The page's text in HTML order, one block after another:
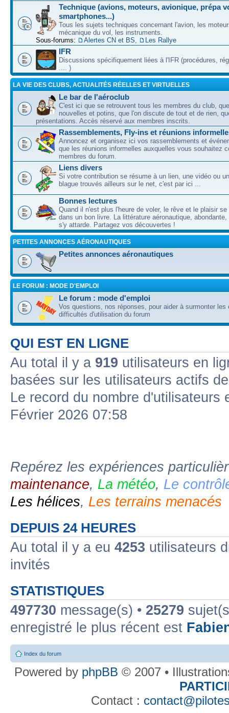
Technique (avions, moteurs, avionique, prépa
smartphones...)
Tous les sujets techniques concernant l'avion, les
mécanique du vol, les instruments.
Sous-forums:
Alertes CN et BS Les Rallye
IFR
Discussions spécifiquement liées à l'IFR (procédures,
.... )
LA VIE DES CLUBS, ACTUALITÉS RÉELLES ET VIRTUELLES
Le bar de l'aéroclub
C'est ici que se retrouvent tous les membres du club,
nouvelles et potins, que l'on discute de tout et de rien,
présentations. Accès réservé aux membres inscrits.
Rassemblements, Fly-ins et réunions
Annoncez et organisez ici vos rassemblements et
que les réunions informelles auxquelles vous souhaitez
membres du forum.
Liens divers
Si votre contribution se résume à un lien, une vidéo ou
blague trouvés ailleurs sur le net, c'est par ici ...
Bonnes lectures
Quand il n'est plus l'heure de voler, le rêve et le plaisir se
dans un bon livre. La littérature aéronautique, abondante,
s'y attarde. Partagez vos découvertes !
PETITES ANNONCES AÉRONAUTIQUES
Petites annonces aéronautiques
LE FORUM : MODE D'EMPLOI
Le forum : mode d'emploi
Vos questions, nos réponses, pour aider à surmonter les
difficultés d'utilisation du forum
QUI EST EN LIGNE
Au total il y a 919 utilisateurs en
basées sur les utilisateurs actifs
Le record du nombre d'utilisateurs
Février 2026 07:58
Repérez les expériences
maintenance, La météo, Le
Les hélices, Les terrains menacés
DEPUIS 24 HEURES
Au total il y a eu 4253 utilisateurs
invités
STATISTIQUES
497730 message(s) • 25279
enregistré le plus récent est
Index du forum
Powered by phpBB © 2007 •
Contact :